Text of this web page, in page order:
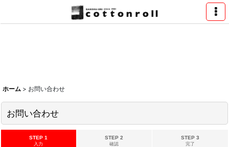
ホーム > お問い合わせ
お問い合わせ
STEP 1
入力
STEP 2
確認
STEP 3
完了